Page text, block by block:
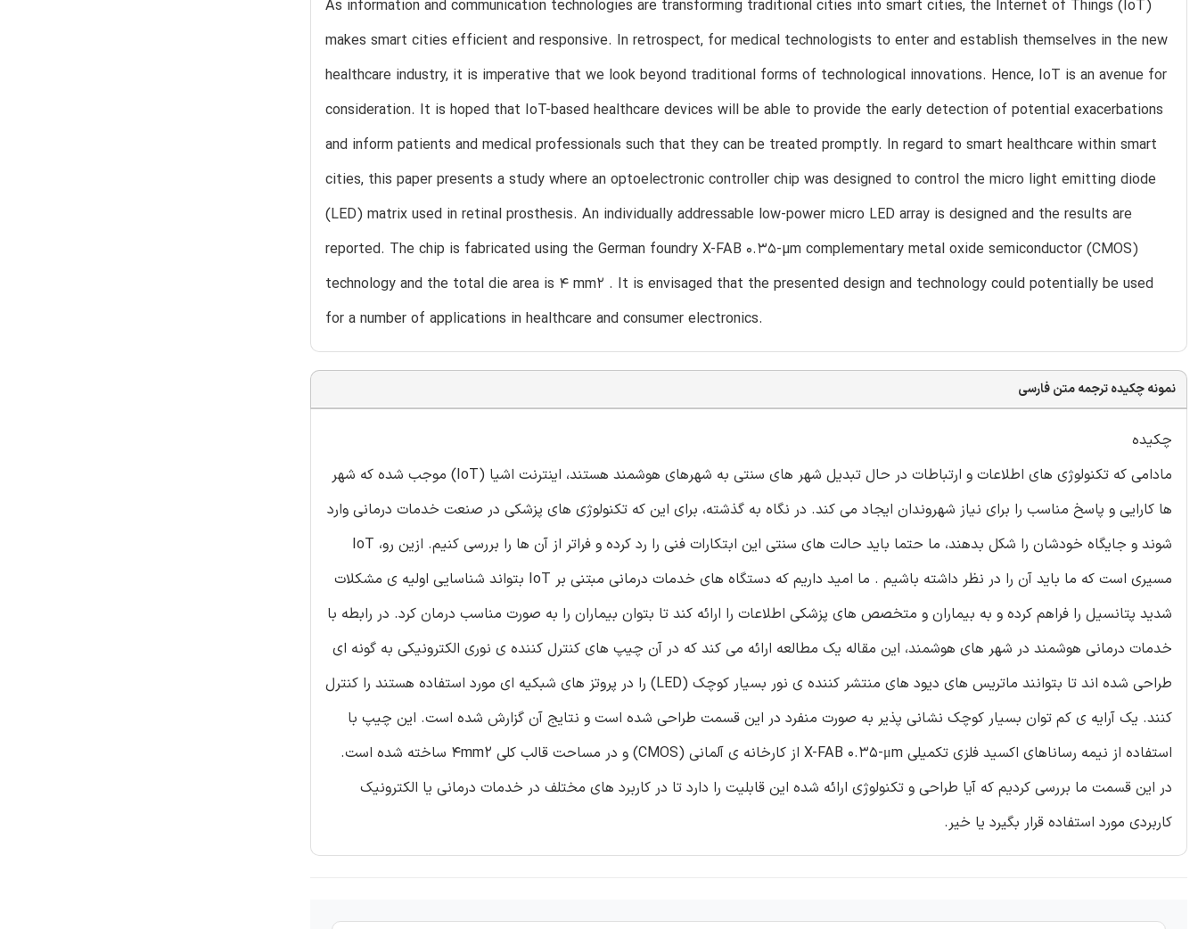
As information and communication technologies are transforming traditional cities into smart cities, the Internet of Things (IoT)
makes smart cities efficient and responsive. In retrospect, for medical technologists to enter and establish themselves in the new
healthcare industry, it is imperative that we look beyond traditional forms of technological innovations. Hence, IoT is an avenue for
consideration. It is hoped that IoT-based healthcare devices will be able to provide the early detection of potential exacerbations
and inform patients and medical professionals such that they can be treated promptly. In regard to smart healthcare within smart
cities, this paper presents a study where an optoelectronic controller chip was designed to control the micro light emitting diode
(LED) matrix used in retinal prosthesis. An individually addressable low-power micro LED array is designed and the results are
reported. The chip is fabricated using the German foundry X-FAB 0.35-µm complementary metal oxide semiconductor (CMOS)
technology and the total die area is 4 mm2 . It is envisaged that the presented design and technology could potentially be used
for a number of applications in healthcare and consumer electronics.
نمونه چکیده ترجمه متن فارسی
چکیده
مادامی که تکنولوژی های اطلاعات و ارتباطات در حال تبدیل شهر های سنتی به شهرهای هوشمند هستند، اینترنت اشیا (IoT) موجب شده که شهر
ها کارایی و پاسخ مناسب را برای نیاز شهروندان ایجاد می کند. در نگاه به گذشته، برای این که تکنولوژی های پزشکی در صنعت خدمات درمانی وارد
شوند و جایگاه خودشان را شکل بدهند، ما حتما باید حالت های سنتی این ابتکارات فنی را رد کرده و فراتر از آن ها را بررسی کنیم. ازین رو، IoT
مسیری است که ما باید آن را در نظر داشته باشیم . ما امید داریم که دستگاه های خدمات درمانی مبتنی بر IoT بتواند شناسایی اولیه ی مشکلات
شدید پتانسیل را فراهم کرده و به بیماران و متخصص های پزشکی اطلاعات را ارائه کند تا بتوان بیماران را به صورت مناسب درمان کرد. در رابطه با
خدمات درمانی هوشمند در شهر های هوشمند، این مقاله یک مطالعه ارائه می کند که در آن چیپ های کنترل کننده ی نوری الکترونیکی به گونه ای
طراحی شده اند تا بتوانند ماتریس های دیود های منتشر کننده ی نور بسیار کوچک (LED) را در پروتز های شبکیه ای مورد استفاده هستند را کنترل
کنند. یک آرایه ی کم توان بسیار کوچک نشانی پذیر به صورت منفرد در این قسمت طراحی شده است و نتایج آن گزارش شده است. این چیپ با
استفاده از نیمه رساناهای اکسید فلزی تکمیلی X-FAB 0.35-μm از کارخانه ی آلمانی (CMOS) و در مساحت قالب کلی 4mm2 ساخته شده است.
در این قسمت ما بررسی کردیم که آیا طراحی و تکنولوژی ارائه شده این قابلیت را دارد تا در کاربرد های مختلف در خدمات درمانی یا الکترونیک
کاربردی مورد استفاده قرار بگیرد یا خیر.